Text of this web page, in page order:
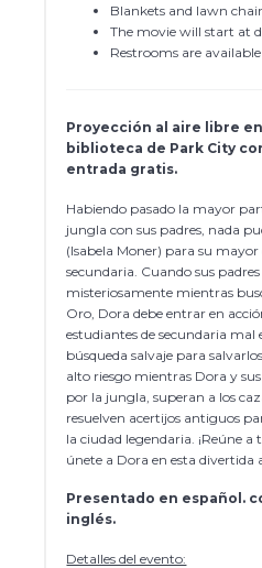
Blankets and lawn
The movie will start at
Restrooms are
Proyección al aire libre
biblioteca de Park City
entrada gratis.
Habiendo pasado la mayor
jungla con sus padres, nada
(Isabela Moner) para su mayor
secundaria. Cuando sus
misteriosamente mientras
Oro, Dora debe entrar en
estudiantes de secundaria mal
búsqueda salvaje para
alto riesgo mientras Dora y
por la jungla, superan a los
resuelven acertijos antiguos
la ciudad legendaria. ¡Reúne
únete a Dora en esta divertida
Presentado en español.
inglés.
Detalles del evento: